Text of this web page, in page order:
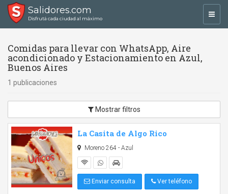
Salidores.com
Disfrutá cada ciudad al máximo
Comidas para llevar con WhatsApp, Aire
acondicionado y Estacionamiento en Azul,
Buenos Aires
1 publicaciones
Mostrar filtros
La Casita de Algo Rico
Moreno 264 - Azul
Enviar consulta Ver teléfono